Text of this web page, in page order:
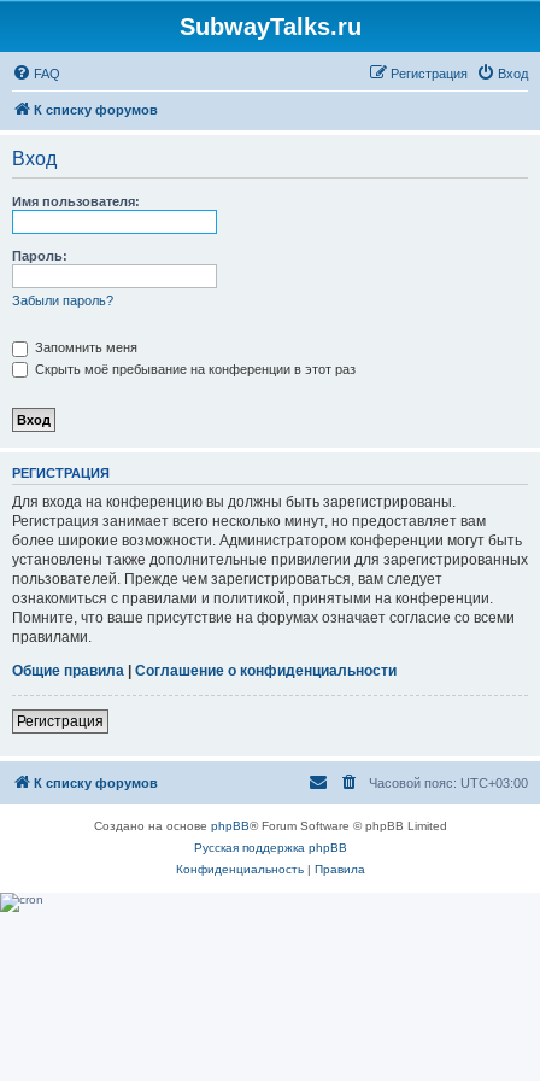
SubwayTalks.ru
FAQ Вход
Регистрация
К списку форумов
Вход
Имя пользователя:
Пароль:
Забыли пароль?
Запомнить меня
Скрыть моё пребывание на конференции в этот раз
РЕГИСТРАЦИЯ
Для входа на конференцию вы должны быть зарегистрированы.
Регистрация занимает всего несколько минут, но предоставляет вам
более широкие возможности. Администратором конференции могут быть
установлены также дополнительные привилегии для зарегистрированных
пользователей. Прежде чем зарегистрироваться, вам следует
ознакомиться с правилами и политикой, принятыми на конференции.
Помните, что ваше присутствие на форумах означает согласие со всеми
правилами.
Общие правила | Соглашение о конфиденциальности
Регистрация
К списку форумов Часовой пояс: UTC+03:00
Создано на основе phpBB® Forum Software © phpBB Limited
Русская поддержка phpBB
Конфиденциальность| Правила